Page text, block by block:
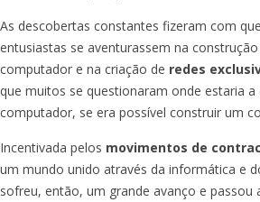
As descobertas constantes fizeram com
entusiastas se aventurassem na
computador e na criação de redes
que muitos se questionaram onde estaria
computador, se era possível construir um
Incentivada pelos movimentos de
um mundo unido através da informática e
sofreu, então, um grande avanço e passou